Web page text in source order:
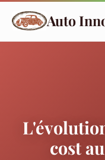
Auto
cost